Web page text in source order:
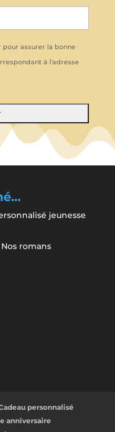
assurer la bonne
à l'adresse
jeunesse
Nos romans
personnalisé
anniversaire